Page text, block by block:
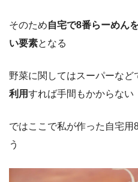
そのため自宅で8番らーめん
い要素となる
野菜に関してはスーパーなど
利用すれば手間もかからない
ではここで私が作った自宅用
う